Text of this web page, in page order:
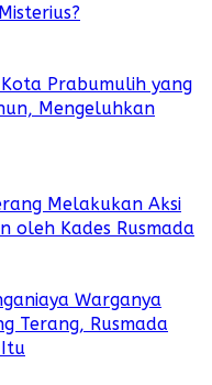
Prabumulih yang
Mengeluhkan
Melakukan Aksi
oleh Kades Rusmada
Warganya
Terang, Rusmada